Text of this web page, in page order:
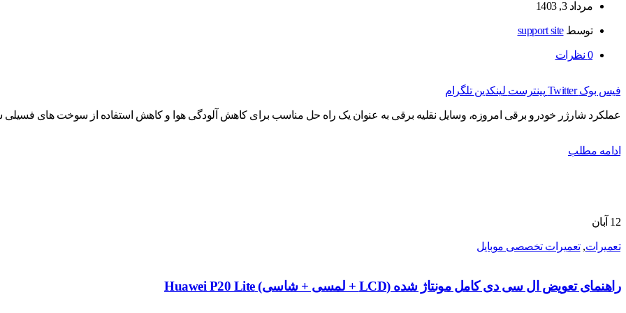
مرداد 3, 1403
توسطsupport site
0 نظرات
فیس بوک Twitter پینترست لینکدین تلگرام
عملکرد شارژر خودرو برقی امروزه، وسایل نقلیه برقی به عنوان یک راه حل مناسب برای کاهش آلودگی هوا و کاهش استفاده از سوخت های فسیلی
ادامه مطلب
12 آبان
تعمیرات,تعمیرات تخصصی موبایل
راهنمای تعویض ال سی دی کامل مونتاژ شده (LCD + لمسی + شاسی) Huawei P20 Lite